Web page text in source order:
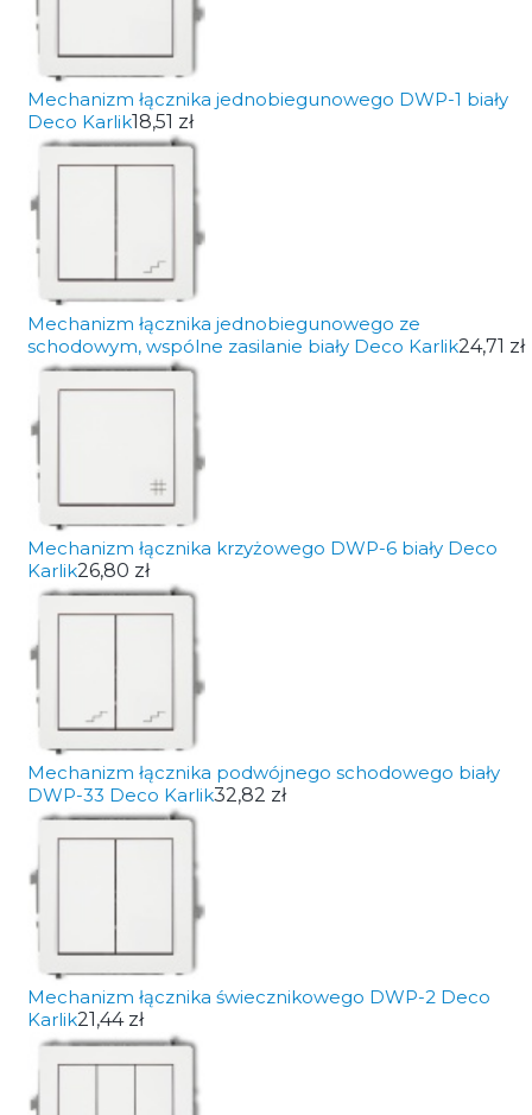
Mechanizm łącznika jednobiegunowego DWP-1 biały
Deco Karlik18,51 zł
Mechanizm łącznika jednobiegunowego ze
schodowym, wspólne zasilanie biały Deco Karlik24,71 zł
Mechanizm łącznika krzyżowego DWP-6 biały Deco
Karlik26,80 zł
Mechanizm łącznika podwójnego schodowego biały
DWP-33 Deco Karlik32,82 zł
Mechanizm łącznika świecznikowego DWP-2 Deco
Karlik21,44 zł